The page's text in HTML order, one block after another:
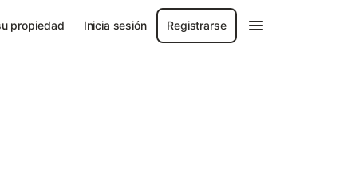
propiedad Inicia sesión Registrarse